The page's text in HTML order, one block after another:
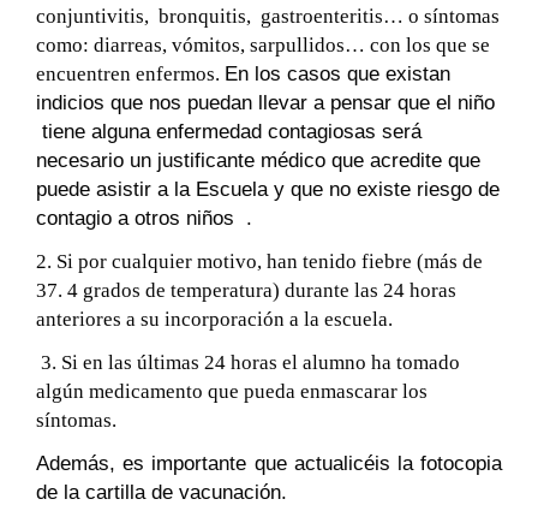
conjuntivitis, bronquitis, gastroenteritis… o síntomas
como: diarreas, vómitos, sarpullidos… con los que se
encuentren enfermos. En los casos que existan
indicios que nos puedan llevar a pensar que el niño
tiene alguna enfermedad contagiosas será
necesario un justificante médico que acredite que
puede asistir a la Escuela y que no existe riesgo de
contagio a otros niños .
2. Si por cualquier motivo, han tenido fiebre (más de
37. 4 grados de temperatura) durante las 24 horas
anteriores a su incorporación a la escuela.
3. Si en las últimas 24 horas el alumno ha tomado
algún medicamento que pueda enmascarar los
síntomas.
Además, es importante que actualicéis la fotocopia
de la cartilla de vacunación.